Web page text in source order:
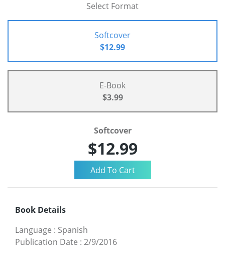
Select Format
Softcover
$12.99
E-Book
$3.99
Softcover
$12.99
Book Details
Language : Spanish
Publication Date : 2/9/2016